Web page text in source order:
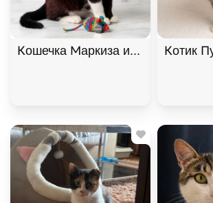
Кошечка Маркиза ищет дом. В
Котик